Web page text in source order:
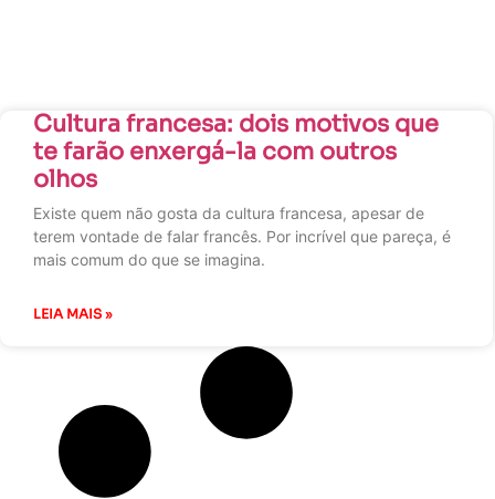
Cultura francesa: dois motivos que
te farão enxergá-la com outros
olhos
Existe quem não gosta da cultura francesa, apesar de
terem vontade de falar francês. Por incrível que pareça, é
mais comum do que se imagina.
LEIA MAIS »